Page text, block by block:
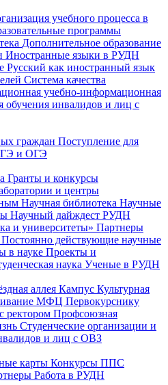
учебного процесса в
программы
Дополнительное образование
Иностранные языки в РУДН
Русский как иностранный язык
Система качества
учебно-информационная
обучения инвалидов и лиц с
граждан Поступление для
и ОГЭ
Гранты и конкурсы
и центры
Научная библиотека Научные
Научный дайждест РУДН
и университеты» Партнеры
Постоянно действующие научные
в науке Проекты и
наука Ученые в РУДН
аллея Кампус Культурная
МФЦ Первокурснику
ректором Профсоюзная
Студенческие организации и
и лиц с ОВЗ
карты Конкурсы ППС
Работа в РУДН